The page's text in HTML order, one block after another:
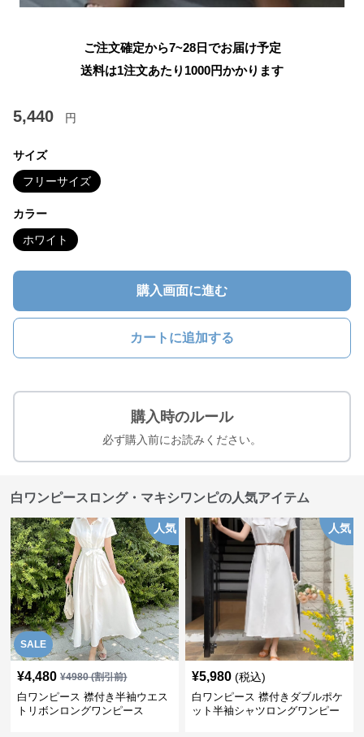
ご注文確定から7~28日でお届け予定
送料は1注文あたり 1000円かかります
5,440 円
サイズ
フリーサイズ
カラー
ホワイト
購入画面に進む
カートに追加する
購入時のルール
必ず購入前にお読みください。
白ワンピースロング・マキシワンピの人気アイテム
SALE
人気
¥4,480 ¥4980(割引前)
白ワンピース 襟付き半袖ウエス
トリボンロングワンピース
人気
¥5,980 (税込)
白ワンピース 襟付きダブルポケ
ット半袖シャツロングワンピー